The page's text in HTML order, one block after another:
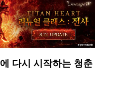
다시 시작하는 청춘